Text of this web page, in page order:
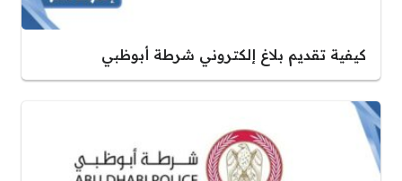
كيفية تقديم بلاغ إلكتروني شرطة أبوظبي